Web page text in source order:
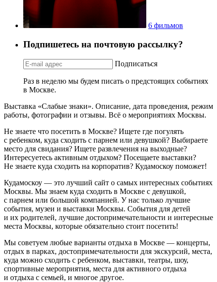
6 фильмов
Подпишетесь на почтовую рассылку?
Подписаться
Раз в неделю мы будем писать о предстоящих событиях
в Москве.
Выставка «Слабые знаки». Описание, дата проведения, режим
работы, фотографии и отзывы. Всё о мероприятиях Москвы.
Не знаете что посетить в Москве? Ищете где погулять
с ребенком, куда сходить с парнем или девушкой? Выбираете
место для свидания? Ищете развлечения на выходные?
Интересуетесь активным отдыхом? Посещаете выставки?
Не знаете куда сходить на корпоратив? Кудамоскоу поможет!
Кудамоскоу — это лучший сайт о самых интересных событиях
Москвы. Мы знаем куда сходить в Москве с девушкой,
с парнем или большой компанией. У нас только лучшие
события, музеи и выставки Москвы. События для детей
и их родителей, лучшие достопримечательности и интересные
места Москвы, которые обязательно стоит посетить!
Мы советуем любые варианты отдыха в Москве — концерты,
отдых в парках, достопримечательности для экскурсий, места,
куда можно сходить с ребенком, выставки, театры, шоу,
спортивные мероприятия, места для активного отдыха
и отдыха с семьей, и многое другое.